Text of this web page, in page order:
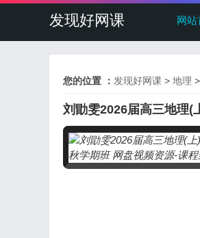
发现好网课 网站
您的位置 ： 发现好网课 > 地理 >
刘勖雯2026届高三地理(